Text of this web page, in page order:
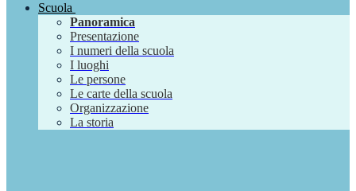
Scuola
Panoramica
Presentazione
I numeri della scuola
I luoghi
Le persone
Le carte della scuola
Organizzazione
La storia